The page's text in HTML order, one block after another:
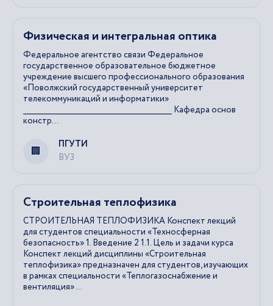
Физическая и интегральная оптика
Федеральное агентство связи Федеральное
государственное образовательное бюджетное
учреждение высшего профессионального образования
«Поволжский государственный университет
телекоммуникаций и информатики»
_____________________________________________________________ Кафедра основ
констр...
ВУЗ
ПГУТИ
Cтроительная теплофизика
CТРОИТЕЛЬНАЯ ТЕПЛОФИЗИКА Конспект лекций
для студентов специальности «Техносферная
безопасность» 1. Введение 2 1.1. Цель и задачи курса
Конспект лекций дисциплины «Строительная
теплофизика» предназначен для студентов, изучающих
в рамках специальности «Теплогазоснабжение и
вентиляция» ...